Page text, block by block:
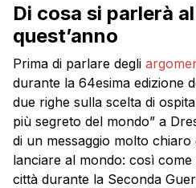
Di cosa si parlerà
quest’anno
Prima di parlare degli
durante la 64esima edizione
due righe sulla scelta di
più segreto del mondo” a
di un messaggio molto
lanciare al mondo: così
città durante la Seconda